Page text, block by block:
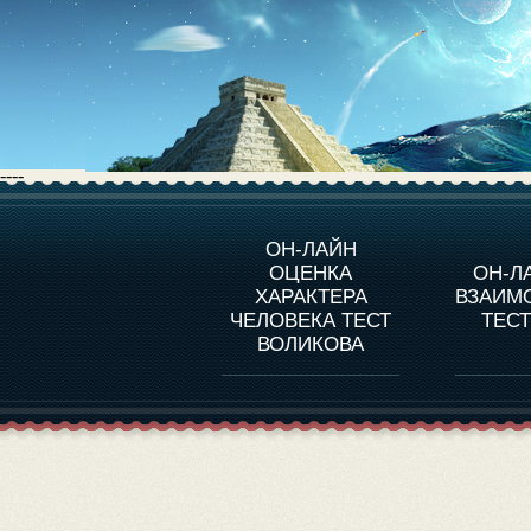
----
ОН-ЛАЙН
ОЦЕНКА
ХАРАКТЕРА
ЧЕЛОВЕКА ТЕСТ
ВОЛИКОВА
ОН-
О ПРОГРАММЕ
ОЦЕНКА ХАРАКТЕРA
ЧЕЛОВЕКА
ОЦЕНКА ХАРАКТЕРА
ВЫДАЮЩИХСЯ
ЛИЧНОСТЕЙ